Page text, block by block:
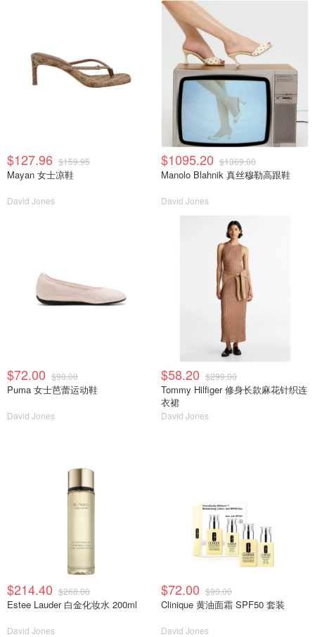
$127.96 $159.95
Mayan 女士凉鞋
David Jones
$1095.20 $1369.00
Manolo Blahnik 真丝穆勒高跟鞋
David Jones
$72.00 $90.00
Puma 女士芭蕾运动鞋
David Jones
$58.20 $299.00
Tommy Hilfiger 修身长款麻花针织连
衣裙
David Jones
$214.40 $268.00
Estee Lauder 白金化妆水 200ml
David Jones
$72.00 $90.00
Clinique 黄油面霜 SPF50 套装
David Jones